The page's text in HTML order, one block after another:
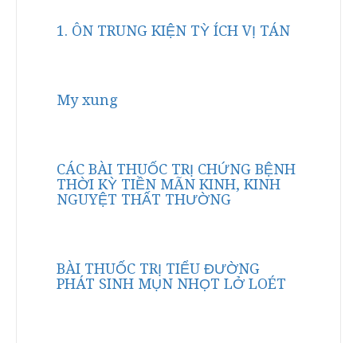
1. ÔN TRUNG KIỆN TỲ ÍCH VỊ TÁN
My xung
CÁC BÀI THUỐC TRỊ CHỨNG BỆNH
THỜI KỲ TIỀN MÃN KINH, KINH
NGUYỆT THẤT THƯỜNG
BÀI THUỐC TRỊ TIỂU ĐƯỜNG
PHÁT SINH MỤN NHỌT LỞ LOÉT